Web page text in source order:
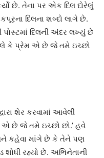
છે. તેના પર એક દિલ દોરેલું
દિલના શબ્દો લાગે છે.
પોસ્ટમાં દિલની અંદર લખ્યું છે
કે પ્રેમ એ છે જે તમે ઇચ્છો
શેર કરવામાં આવેલી
એ છે જે તમે ઇચ્છો છો.’ હવે
કહેવા માંગે છે કે તેને પણ
રહ્યો છે. અભિનેતાની